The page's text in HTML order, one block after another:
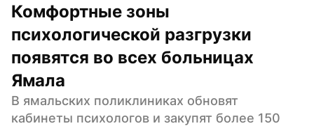
Комфортные зоны
психологической разгрузки
появятся во всех больницах
Ямала
В ямальских поликлиниках обновят
кабинеты психологов и закупят более 150